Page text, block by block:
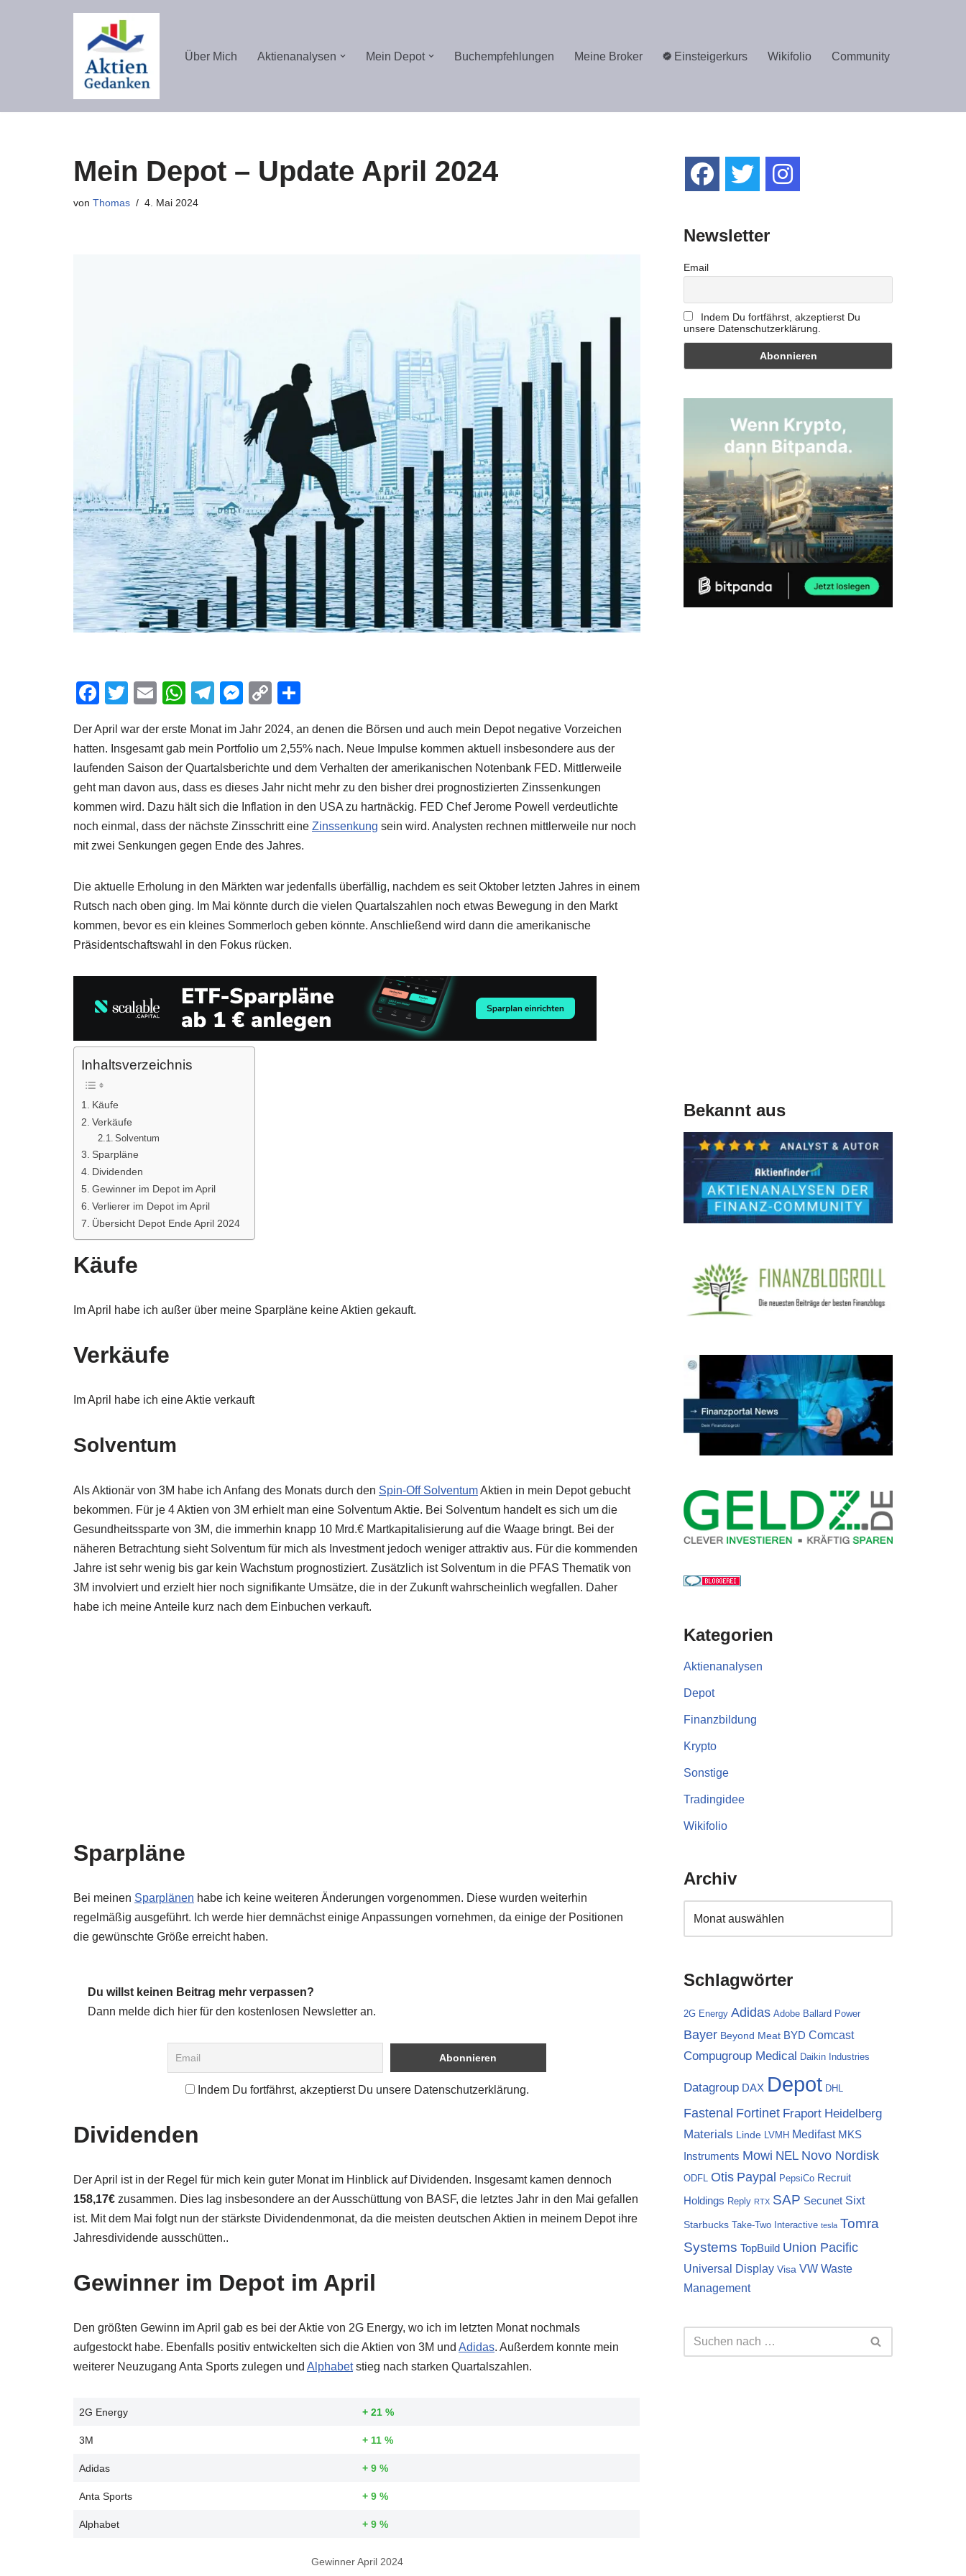
Über Mich Aktienanalysen Mein Depot Buchempfehlungen Meine Broker Einsteigerkurs Wikifolio Community
Mein Depot – Update April 2024
von Thomas 4. Mai 2024
F
c
e
b
o
o
k
T
tt
er
E
ail
W
at
s
A
p
p
T
e
gr
a
m
M
ss
e
n
g
er
C
p
y
Li
n
k
e
n
Der April war der erste Monat im Jahr 2024, an denen die Börsen und auch mein Depot negative Vorzeichen
hatten. Insgesamt gab mein Portfolio um 2,55% nach. Neue Impulse kommen aktuell insbesondere aus der
laufenden Saison der Quartalsberichte und dem Verhalten der amerikanischen Notenbank FED. Mittlerweile
geht man davon aus, dass es dieses Jahr nicht mehr zu den bisher drei prognostizierten Zinssenkungen
kommen wird. Dazu hält sich die Inflation in den USA zu hartnäckig. FED Chef Jerome Powell verdeutlichte
noch einmal, dass der nächste Zinsschritt eine Zinssenkung sein wird. Analysten rechnen mittlerweile nur noch
mit zwei Senkungen gegen Ende des Jahres.
Die aktuelle Erholung in den Märkten war jedenfalls überfällig, nachdem es seit Oktober letzten Jahres in einem
Rutsch nach oben ging. Im Mai könnte durch die vielen Quartalszahlen noch etwas Bewegung in den Markt
kommen, bevor es ein kleines Sommerloch geben könnte. Anschließend wird dann die amerikanische
Präsidentschaftswahl in den Fokus rücken.
Inhaltsverzeichnis
Käufe
Verkäufe
Solventum
Sparpläne
Dividenden
Gewinner im Depot im April
Verlierer im Depot im April
Übersicht Depot Ende April 2024
Käufe
Im April habe ich außer über meine Sparpläne keine Aktien gekauft.
Verkäufe
Im April habe ich eine Aktie verkauft
Solventum
Als Aktionär von 3M habe ich Anfang des Monats durch den Spin-Off SolventumAktien in mein Depot gebucht
bekommen. Für je 4 Aktien von 3M erhielt man eine Solventum Aktie. Bei Solventum handelt es sich um die
Gesundheitssparte von 3M, die immerhin knapp 10 Mrd.€ Martkapitalisierung auf die Waage bringt. Bei der
näheren Betrachtung sieht Solventum für mich als Investment jedoch weniger attraktiv aus. Für die kommenden
Jahre ist sehr wenig bis gar kein Wachstum prognostiziert. Zusätzlich ist Solventum in die PFAS Thematik von
3M involviert und erzielt hier noch signifikante Umsätze, die in der Zukunft wahrscheinlich wegfallen. Daher
habe ich meine Anteile kurz nach dem Einbuchen verkauft.
Sparpläne
Bei meinen Sparplänen habe ich keine weiteren Änderungen vorgenommen. Diese wurden weiterhin
regelmäßig ausgeführt. Ich werde hier demnächst einige Anpassungen vornehmen, da einige der Positionen
die gewünschte Größe erreicht haben.
Du willst keinen Beitrag mehr verpassen?
Dann melde dich hier für den kostenlosen Newsletter an.
Indem Du fortfährst, akzeptierst Du unsere Datenschutzerklärung.
Dividenden
Der April ist in der Regel für mich kein guter Monat im Hinblick auf Dividenden. Insgesamt kamen dennoch
158,17€ zusammen. Dies lag insbesondere an der Ausschüttung von BASF, die letztes Jahr in den Mai gefallen
ist. Mit dem Mai folgt nun der stärkste Dividendenmonat, da die meisten deutschen Aktien in meinem Depot ihre
Jahresdividende ausschütten..
Gewinner im Depot im April
Den größten Gewinn im April gab es bei der Aktie von 2G Energy, wo ich im letzten Monat nochmals
aufgestockt habe. Ebenfalls positiv entwickelten sich die Aktien von 3M und Adidas. Außerdem konnte mein
weiterer Neuzugang Anta Sports zulegen und Alphabetstieg nach starken Quartalszahlen.
2G Energy + 21 %
3M + 11 %
Adidas + 9 %
Anta Sports + 9 %
Alphabet + 9 %
Gewinner April 2024
Newsletter
Email
Indem Du fortfährst, akzeptierst Du
unsere Datenschutzerklärung.
Bekannt aus
Kategorien
Aktienanalysen
Depot
Finanzbildung
Krypto
Sonstige
Tradingidee
Wikifolio
Archiv
Schlagwörter
2G Energy Adidas Adobe Ballard Power
Bayer Beyond Meat BYD Comcast
Compugroup Medical Daikin Industries
Datagroup DAX Depot DHL
Fastenal Fortinet Fraport Heidelberg
Materials Linde LVMH Medifast MKS
Instruments Mowi NEL Novo Nordisk
ODFL Otis Paypal PepsiCo Recruit
Holdings Reply RTX SAP Secunet Sixt
Starbucks Take-Two Interactive tesla Tomra
Systems TopBuild Union Pacific
Universal Display Visa VW Waste
Management